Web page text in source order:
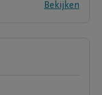
Bekijken